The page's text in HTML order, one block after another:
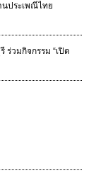
นประเพณีไทย
ร่วมกิจกรรม “เปิด